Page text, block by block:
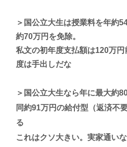
＞国公立大生は授業料を年約
約70万円を免除。
私文の初年度支払額は120万
度は手出しだな
＞国公立大生なら年に最大約
同約91万円の給付型（返済不
る
これはクソ大きい。実家通い